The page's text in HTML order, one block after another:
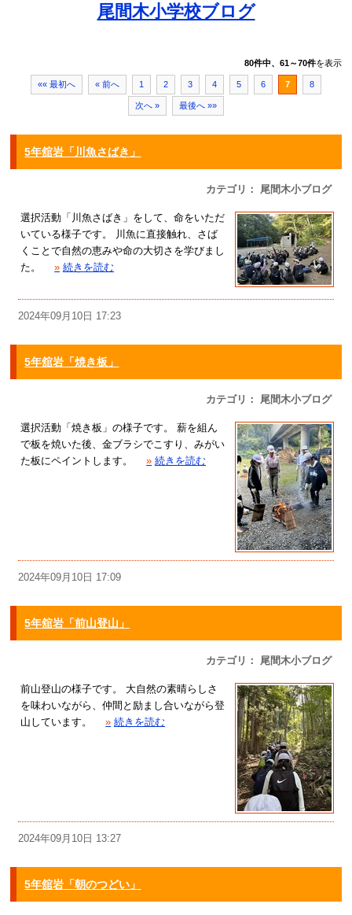
尾間木小学校ブログ
80件中、61～70件を表示
«« 最初へ « 前へ 1 2 3 4 5 6 7 8
次へ » 最後へ »»
5年舘岩「川魚さばき」
カテゴリ： 尾間木小ブログ
選択活動「川魚さばき」をして、命をいただ
いている様子です。 川魚に直接触れ、さば
くことで自然の恵みや命の大切さを学びまし
た。
» 続きを読む
2024年09月10日 17:23
5年舘岩「焼き板」
カテゴリ： 尾間木小ブログ
選択活動「焼き板」の様子です。 薪を組ん
で板を焼いた後、金ブラシでこすり、みがい
た板にペイントします。
» 続きを読む
2024年09月10日 17:09
5年舘岩「前山登山」
カテゴリ： 尾間木小ブログ
前山登山の様子です。 大自然の素晴らしさ
を味わいながら、仲間と励まし合いながら登
山しています。
» 続きを読む
2024年09月10日 13:27
5年舘岩「朝のつどい」